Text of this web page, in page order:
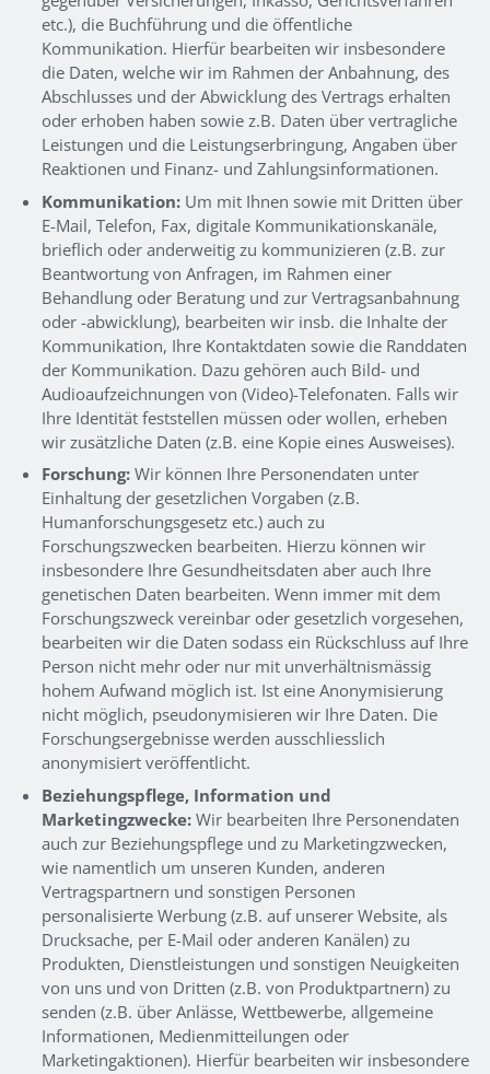
etc.), die Buchführung und die öffentliche
Kommunikation. Hierfür bearbeiten wir insbesondere
die Daten, welche wir im Rahmen der Anbahnung, des
Abschlusses und der Abwicklung des Vertrags erhalten
oder erhoben haben sowie z.B. Daten über vertragliche
Leistungen und die Leistungserbringung, Angaben über
Reaktionen und Finanz- und Zahlungsinformationen.
Kommunikation:Um mit Ihnen sowie mit Dritten über
E-Mail, Telefon, Fax, digitale Kommunikationskanäle,
brieflich oder anderweitig zu kommunizieren (z.B. zur
Beantwortung von Anfragen, im Rahmen einer
Behandlung oder Beratung und zur Vertragsanbahnung
oder -abwicklung), bearbeiten wir insb. die Inhalte der
Kommunikation, Ihre Kontaktdaten sowie die Randdaten
der Kommunikation. Dazu gehören auch Bild- und
Audioaufzeichnungen von (Video)-Telefonaten. Falls wir
Ihre Identität feststellen müssen oder wollen, erheben
wir zusätzliche Daten (z.B. eine Kopie eines Ausweises).
Forschung:Wir können Ihre Personendaten unter
Einhaltung der gesetzlichen Vorgaben (z.B.
Humanforschungsgesetz etc.) auch zu
Forschungszwecken bearbeiten. Hierzu können wir
insbesondere Ihre Gesundheitsdaten aber auch Ihre
genetischen Daten bearbeiten. Wenn immer mit dem
Forschungszweck vereinbar oder gesetzlich vorgesehen,
bearbeiten wir die Daten sodass ein Rückschluss auf Ihre
Person nicht mehr oder nur mit unverhältnismässig
hohem Aufwand möglich ist. Ist eine Anonymisierung
nicht möglich, pseudonymisieren wir Ihre Daten. Die
Forschungsergebnisse werden ausschliesslich
anonymisiert veröffentlicht.
Beziehungspflege, Information und
Marketingzwecke: Wir bearbeiten Ihre Personendaten
auch zur Beziehungspflege und zu Marketingzwecken,
wie namentlich um unseren Kunden, anderen
Vertragspartnern und sonstigen Personen
personalisierte Werbung (z.B. auf unserer Website, als
Drucksache, per E-Mail oder anderen Kanälen) zu
Produkten, Dienstleistungen und sonstigen Neuigkeiten
von uns und von Dritten (z.B. von Produktpartnern) zu
senden (z.B. über Anlässe, Wettbewerbe, allgemeine
Informationen, Medienmitteilungen oder
Marketingaktionen). Hierfür bearbeiten wir insbesondere